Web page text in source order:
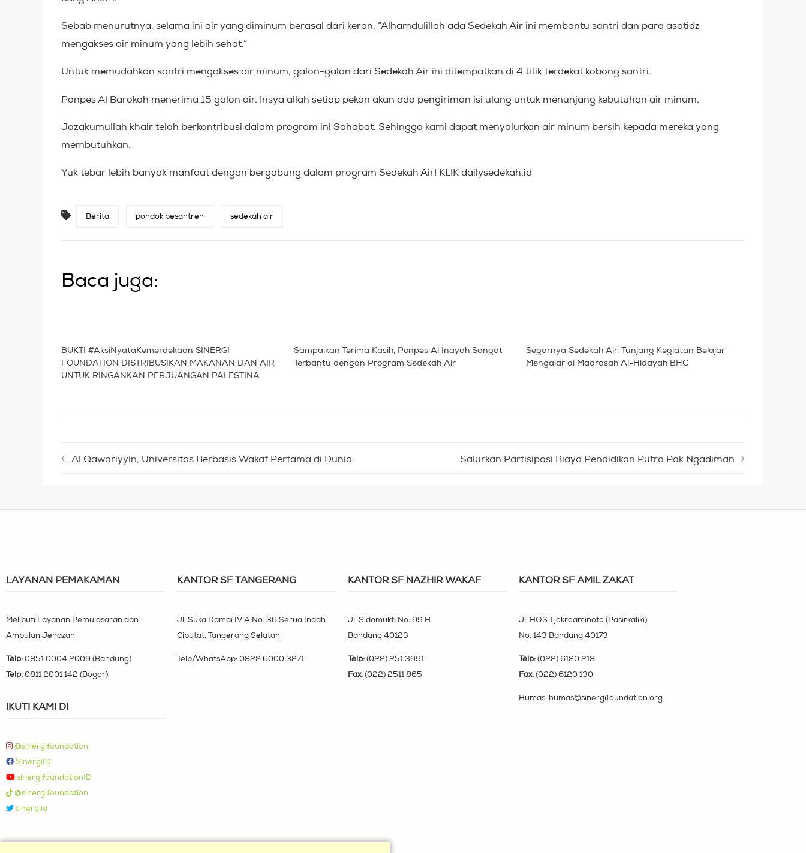
Sebab menurutnya, selama ini air yang diminum berasal dari keran. “Alhamdulillah ada Sedekah Air ini membantu santri dan para asatidz
mengakses air minum yang lebih sehat.”
Untuk memudahkan santri mengakses air minum, galon-galon dari Sedekah Air ini ditempatkan di 4 titik terdekat kobong santri.
Ponpes Al Barokah menerima 15 galon air. Insya allah setiap pekan akan ada pengiriman isi ulang untuk menunjang kebutuhan air minum.
Jazakumullah khair telah berkontribusi dalam program ini Sahabat. Sehingga kami dapat menyalurkan air minum bersih kepada mereka yang
membutuhkan.
Yuk tebar lebih banyak manfaat dengan bergabung dalam program Sedekah Air! KLIK dailysedekah.id
Berita pondok pesantren sedekah air
Baca juga:
BUKTI #AksiNyataKemerdekaan SINERGI
FOUNDATION DISTRIBUSIKAN MAKANAN DAN AIR
UNTUK RINGANKAN PERJUANGAN PALESTINA
Sampaikan Terima Kasih, Ponpes Al Inayah Sangat
Terbantu dengan Program Sedekah Air
Segarnya Sedekah Air, Tunjang Kegiatan Belajar
Mengajar di Madrasah Al-Hidayah BHC
Al Qawariyyin, Universitas Berbasis Wakaf Pertama di Dunia Salurkan Partisipasi Biaya Pendidikan Putra Pak Ngadiman
LAYANAN PEMAKAMAN
Meliputi Layanan Pemulasaran dan
Ambulan Jenazah
Telp: 0851 0004 2009 (Bandung)
Telp: 0811 2001 142 (Bogor)
IKUTI KAMI DI
@sinergifoundation
SinergiID
sinergifoundationID
@sinergifoundation
sinergiid
KANTOR SF TANGERANG
Jl. Suka Damai IV A No. 36 Serua Indah
Ciputat, Tangerang Selatan
Telp/WhatsApp: 0822 6000 3271
KANTOR SF NAZHIR WAKAF
Jl. Sidomukti No. 99 H
Bandung 40123
Telp: (022) 251 3991
Fax: (022) 2511 865
KANTOR SF AMIL ZAKAT
Jl. HOS Tjokroaminoto (Pasirkaliki)
No. 143 Bandung 40173
Telp: (022) 6120 218
Fax: (022) 6120 130
Humas: humas@sinergifoundation.org